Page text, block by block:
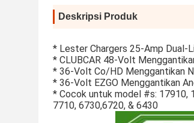
Deskripsi Produk
* Lester Chargers 25-Amp Dual-
* CLUBCAR 48-Volt
* 36-Volt Co/HD Menggantikan
* 36-Volt EZGO Menggantikan
* Cocok untuk model #s: 17910,
7710, 6730,6720, & 6430